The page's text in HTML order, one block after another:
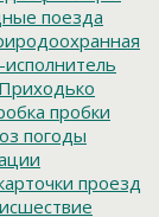
поезда
исполнитель
Приходько
пробки
погоды
проезд